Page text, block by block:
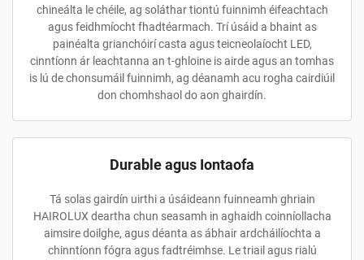
chineálta le chéile, ag soláthar tiontú fuinnimh éifeachtach
agus feidhmíocht fhadtéarmach. Trí úsáid a bhaint as
painéalta grianchóirí casta agus teicneolaíocht LED,
cinntíonn ár leachtanna an t-ghloine is airde agus an tomhas
is lú de chonsumáil fuinnimh, ag déanamh acu rogha cairdiúil
don chomhshaol do aon ghairdín.
Durable agus Iontaofa
Tá solas gairdín uirthi a úsáideann fuinneamh ghriain
HAIROLUX deartha chun seasamh in aghaidh coinníollacha
aimsire doilghe, agus déanta as ábhair ardcháilíochta a
chinntíonn fógra agus fadtréimhse. Le triail agus rialú